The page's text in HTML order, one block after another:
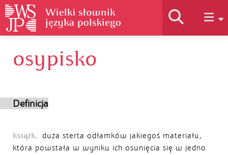
Historia słownika
osypisko
Definicja
książk. duża sterta odłamków jakiegoś materiału,
która powstała w wyniku ich osunięcia się w jedno